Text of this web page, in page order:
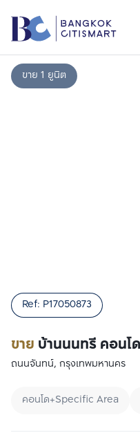
ขาย 1 ยูนิต
ขาย บ้านนนทรี คอนโด
Ref: P17050873
ถนนจันทน์, กรุงเทพมหานคร
คอนโด+Specific Area